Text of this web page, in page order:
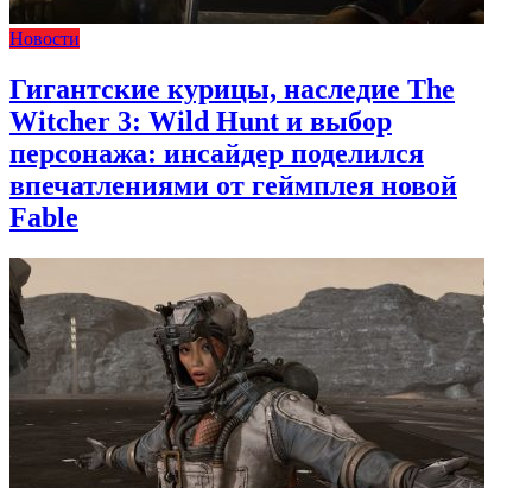
Новости
Гигантские курицы, наследие The
Witcher 3: Wild Hunt и выбор
персонажа: инсайдер поделился
впечатлениями от геймплея новой
Fable